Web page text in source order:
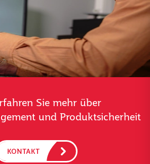
Sie mehr über
und Produktsicherheit
KONTAKT